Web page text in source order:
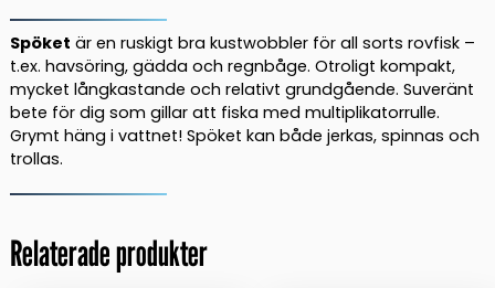
35g
mängd
Spöket är en ruskigt bra kustwobbler för all sorts rovfisk –
t.ex. havsöring, gädda och regnbåge. Otroligt kompakt,
mycket långkastande och relativt grundgående. Suveränt
bete för dig som gillar att fiska med multiplikatorrulle.
Grymt häng i vattnet! Spöket kan både jerkas, spinnas och
trollas.
Relaterade produkter